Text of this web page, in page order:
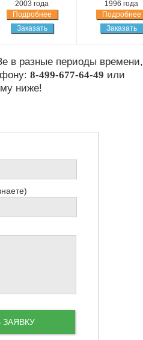
2003 года
Подробнее
Заказать
1996 года
Подробнее
Заказать
в разные периоды времени,
8-499-677-64-49 или
ниже!